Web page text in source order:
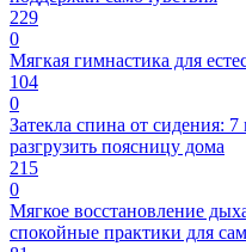
229
0
Мягкая гимнастика для
104
0
Затекла спина от сидения:
разгрузить поясницу дома
215
0
Мягкое восстановление
спокойные практики для